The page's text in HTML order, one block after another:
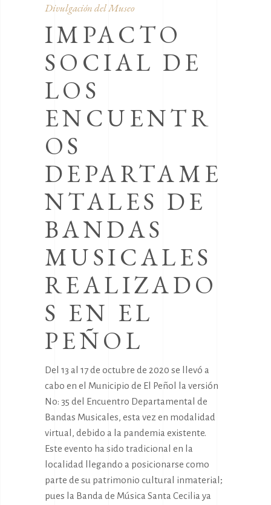
Divulgación del Museo
IMPACTO
SOCIAL DE
LOS
ENCUENTR
OS
DEPARTAME
NTALES DE
BANDAS
MUSICALES
REALIZADO
S EN EL
PEÑOL
Del 13 al 17 de octubre de 2020 se llevó a
cabo en el Municipio de El Peñol la versión
No: 35 del Encuentro Departamental de
Bandas Musicales, esta vez en modalidad
virtual, debido a la pandemia existente.
Este evento ha sido tradicional en la
localidad llegando a posicionarse como
parte de su patrimonio cultural inmaterial;
pues la Banda de Música Santa Cecilia ya